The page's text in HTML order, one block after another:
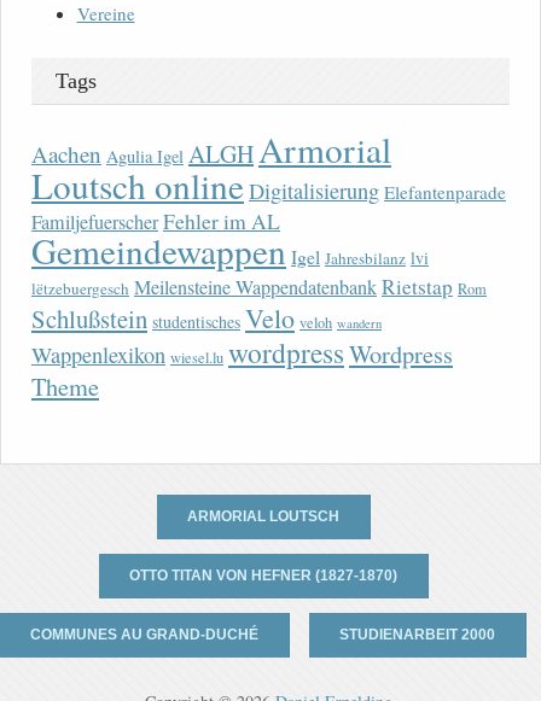
Vereine
Tags
Aachen Agulia Igel ALGHArmorial
Loutsch onlineDigitalisierung Elefantenparade
FamiljefuerscherFehler im AL
Gemeindewappen Igel Jahresbilanz lvi
lëtzebuergesch Meilensteine WappendatenbankRietstap Rom
Schlußstein studentisches Velo veloh wandern
Wappenlexikon wiesel.lu wordpressWordpress
Theme
ARMORIAL LOUTSCH
OTTO TITAN VON HEFNER (1827-1870)
COMMUNES AU GRAND-DUCHÉ STUDIENARBEIT 2000